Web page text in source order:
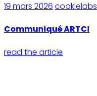
19 mars 2026 cookielabs
Communiqué ARTCI
read the article